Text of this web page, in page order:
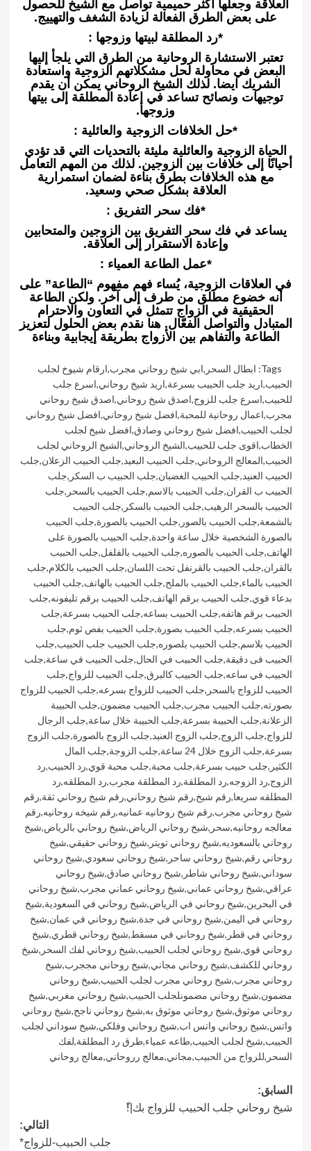
العلاقة وجعلها أكثر حميمية تواصل مع الشيخ للحصول
على بعض الطرق الفعالة لزيادة الشغف والتهييج.
*رد المطلقة لبيتها وزوجها :
تعتبر الاستشارة الروحانية من الطرق التي يلجأ إليها
البعض في محاولة لحل مشكلاتهم الزوجية واستعادة
الشريك ايضا. لذلك الشيخ الروحاني يمكن أن يقدم
توجيهات ونصائح تساعد في إعادة المطلقة إلى بيتها
وزوجها.
*حل الخلافات الزوجية والعائلية :
الحياة الزوجية والعائلية مليئة بالتحديات التي قد تؤدي
أحيانًا إلى خلافات بين الزوجين. لذلك من المهم التعامل
مع هذه الخلافات بطرق بناءة لضمان استمرارية
العلاقة بشكل صحي وسعيد.
*فك سحر التفريق :
يساعد في فك سحر التفريق بين الزوجين والمتحابين
وإعادة الاستقرار إلى العلاقة.
*عمل الطاعة العمياء :
في العلاقات الزوجية، يُساء فهم مفهوم “الطاعة” على
أنه خضوع مطلق من طرف إلى آخر. ولكن الطاعة
الحقيقية في الزواج تتمثل في التعاون والاحترام
المتبادل والتواصل الفعّال. هنا نقدم بعض الحلول لتعزيز
الطاعة والتفاهم بين الأزواج بطريقة إيجابية وبناءة
Tags: ابطال السحر ,ابي شيخ روحاني مجرب,ارقام شيوخ لجلب
الحبيب,اريد جلب الحبيب بسرعة,اريد شيخ روحاني,اسرع جلب
للحبيب,اسرع جلب للزوج,اصدق شيخ روحاني,اصدق شيخ روحاني
مجرب,اعمال روحانية للمحبة,افضل شيخ روحاني,افضل شيخ روحاني
لجلب الحبيب,افضل شيخ روحاني وصادق,افضل شيخ لجلب
الخطاب,اقوى جلب للحبيب,الشيخ الروحاني,الشيخ الروحاني لجلب
الحبيب,المعالج الروحاني,جلب الحبيب البعيد,جلب الحبيب الزعلان,جلب
الحبيب العنيد,جلب الحبيب الغضبان,جلب الحبيب ب السكر ,جلب
الحبيب ب القران,جلب الحبيب بالاسم,جلب الحبيب بالسحر ,جلب
الحبيب بالسحر الرهيب,جلب الحبيب بالسكر ,جلب الحبيب
بالشمعة,جلب الحبيب بالصور ,جلب الحبيب بالصورة,جلب الحبيب
بالصورة الشخصية خلال ساعة واحدة,جلب الحبيب بالصورة على
الهاتف,جلب الحبيب بالصوره,جلب الحبيب بالفلفل,جلب الحبيب
بالقران,جلب الحبيب بالقرنفل تحت اللسان,جلب الحبيب بالكلام,جلب
الحبيب بالماء,جلب الحبيب بالملح,جلب الحبيب بالهاتف,جلب الحبيب
بدعاء قوي,جلب الحبيب برقم الهاتف,جلب الحبيب برقم تليفونه,جلب
الحبيب برقم هاتفه,جلب الحبيب بساعه,جلب الحبيب بسرعة,جلب
الحبيب بسرعه,جلب الحبيب بصورة,جلب الحبيب بفص ثوم,جلب
الحبيب بلاسم,جلب الحبيب بلصوره,جلب الحبيب جلب الحبيب,جلب
الحبيب فى دقيقة,جلب الحبيب في الحال,جلب الحبيب في ساعة,جلب
الحبيب في ساعه,جلب الحبيب كالبرق,جلب الحبيب للزواج,جلب
الحبيب للزواج بالسحر ,جلب الحبيب للزواج بسرعه,جلب الحبيب للزواج
بصورته,جلب الحبيب مجرب,جلب الحبيب مضمون,جلب الحبيبة
الزعلانة,جلب الحبيبة بسرعة,جلب الحبيبة خلال ساعة,جلب الرجال
للزواج,جلب الزوج,جلب الزوج العنيد,جلب الزوج بالصورة,جلب الزوج
بسرعة,جلب الزوج خلال 24 ساعة ,جلب الزوجة,جلب المال
الكثير ,جلب حبيب بسرعة,جلب محبة,جلب محبة قوي,رد الحبيب,رد
الزوج,رد الزوجه,رد المطلقة,رد المطلقة مجرب,رد المطلقه,رد
المطلقه سريعا,رقم شيخ,رقم شيخ روحاني,رقم شيخ روحاني ثقة,رقم
شيخ روحاني مجرب,رقم شيخ روحانيه عمانيه,رقم شيخه روحانيه,رقم
معالجه روحانيه,سحر ,شيخ روحاني الرياض,شيخ روحاني بالرياض,شيخ
روحاني بالسعوديه,شيخ روحاني تويتر ,شيخ روحاني حقيقي,شيخ
روحاني رقم,شيخ روحاني ساحر ,شيخ روحاني سعودي,شيخ روحاني
سوداني,شيخ روحاني شاطر ,شيخ روحاني صادق,شيخ روحاني
عراقي,شيخ روحاني عماني,شيخ روحاني عماني مجرب,شيخ روحاني
في البحرين,شيخ روحاني في الرياض,شيخ روحاني في السعودية,شيخ
روحاني في اليمن,شيخ روحاني في جدة,شيخ روحاني في عمان,شيخ
روحاني في قطر ,شيخ روحاني في مسقط,شيخ روحاني قطري,شيخ
روحاني قوي,شيخ روحاني لجلب الحبيب,شيخ روحاني لفك السحر ,شيخ
روحاني للكشف,شيخ روحاني مجاني,شيخ روحاني مججرب,شيخ
روحاني مجرب,شيخ روحاني مجرب لجلب الحبيب,شيخ روحاني
مضمون,شيخ روحاني مضمونلجلب الحبيب,شيخ روحاني مغربي,شيخ
روحاني موثوق,شيخ روحاني موثوق به,شيخ روحاني ناجح,شيخ روحاني
واتس,شيخ روحاني واتس اب,شيخ روحاني وفلكي,شيخ سوداني لجلب
الحبيب,شيخ لجلب الحبيب,طاعه عمياء,طرق رد المطلقة,لفك
السحر ,للزواج من الحبيب,مجاني,معالج رروحاني,معالج روحاني
تصفّح
المقالات
السابق:
شيخ روحاني جلب الحبيب للزواج بك|!ّ
التالي:
جلب الحبيب-للزواج*